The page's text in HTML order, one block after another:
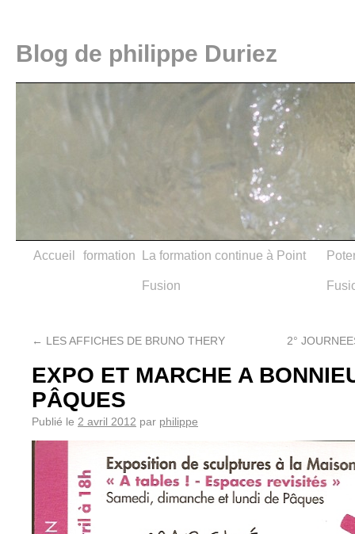
Blog de philippe Duriez
Accueil formation La formation continue à Point
Fusion
← LES AFFICHES DE BRUNO THERY 2°
EXPO ET MARCHE A
PÂQUES
Publié le 2 avril 2012 par philippe